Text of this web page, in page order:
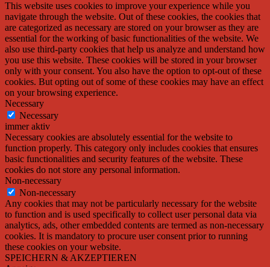
This website uses cookies to improve your experience while you
navigate through the website. Out of these cookies, the cookies that
are categorized as necessary are stored on your browser as they are
essential for the working of basic functionalities of the website. We
also use third-party cookies that help us analyze and understand how
you use this website. These cookies will be stored in your browser
only with your consent. You also have the option to opt-out of these
cookies. But opting out of some of these cookies may have an effect
on your browsing experience.
Necessary
Necessary
immer aktiv
Necessary cookies are absolutely essential for the website to
function properly. This category only includes cookies that ensures
basic functionalities and security features of the website. These
cookies do not store any personal information.
Non-necessary
Non-necessary
Any cookies that may not be particularly necessary for the website
to function and is used specifically to collect user personal data via
analytics, ads, other embedded contents are termed as non-necessary
cookies. It is mandatory to procure user consent prior to running
these cookies on your website.
SPEICHERN & AKZEPTIEREN